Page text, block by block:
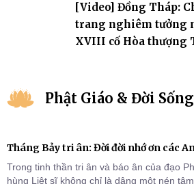
[Video] Đồng Tháp:
trang nghiêm tưởng
XVIII cố Hòa thượng
Phật Giáo & Đời Sống
Tháng Bảy tri ân: Đời đời nhớ ơn các
Trong tinh thần tri ân và báo ân của đạo
hùng Liệt sĩ không chỉ là dâng một nén